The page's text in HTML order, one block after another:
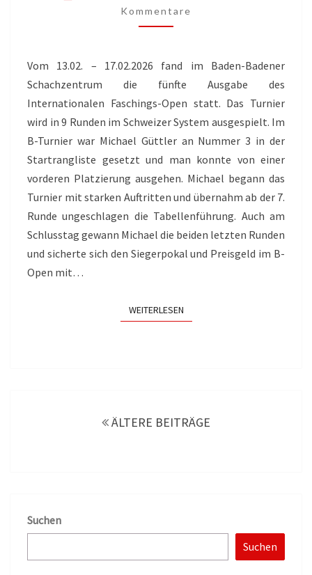
Kommentare
Vom 13.02. – 17.02.2026 fand im Baden-Badener
Schachzentrum die fünfte Ausgabe des
Internationalen Faschings-Open statt. Das Turnier
wird in 9 Runden im Schweizer System ausgespielt. Im
B-Turnier war Michael Güttler an Nummer 3 in der
Startrangliste gesetzt und man konnte von einer
vorderen Platzierung ausgehen. Michael begann das
Turnier mit starken Auftritten und übernahm ab der 7.
Runde ungeschlagen die Tabellenführung. Auch am
Schlusstag gewann Michael die beiden letzten Runden
und sicherte sich den Siegerpokal und Preisgeld im B-
Open mit…
WEITERLESENWEITERLESEN
ÄLTERE BEITRÄGE
Suchen
Suchen